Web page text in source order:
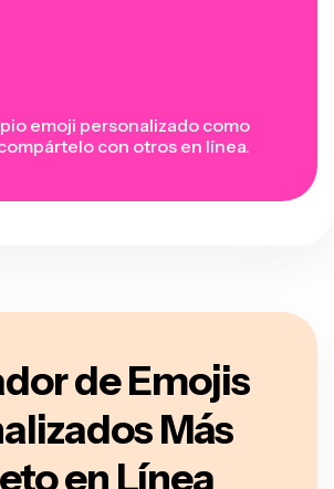
emoji personalizado como
compártelo con otros en línea.
de Emojis
Más
en Línea